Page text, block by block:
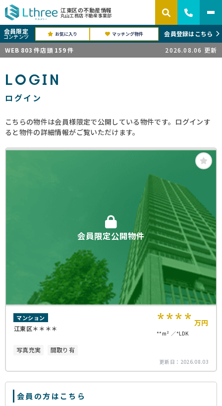
江東区の不動産情報
丸山工務店 不動産事業部
会員限定
コンテンツ お気に入り マッチング物件
会員登録はこちら
WEB 803 件店頭 159 件 2026.08.06 更新
LOGIN
ログイン
こちらの物件は会員様限定で公開している物件です。ログインす
ると物件の詳細情報がご覧いただけます。
会員限定公開物件
マンション
江東区＊＊＊＊ **** 万円
**m² *LDK
写真充実 間取り有
更新日： 2026.08.03
会員の方はこちら